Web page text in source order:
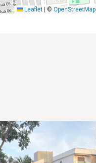
Leaflet © OpenStreetMap